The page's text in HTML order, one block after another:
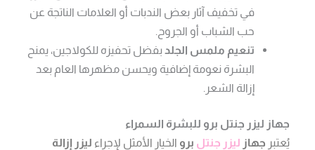
في تخفيف آثار بعض الندبات أو العلامات الناتجة عن
حب الشباب أو الجروح.
تنعيم ملمس الجلدبفضل تحفيزه للكولاجين، يمنح
البشرة نعومة إضافية ويحسن مظهرها العام بعد
إزالة الشعر.
جهاز ليزر جنتل برو للبشرة السمراء
يُعتبر جهاز ليزر جنتل برو الخيار الأمثل لإجراء ليزر إزالة